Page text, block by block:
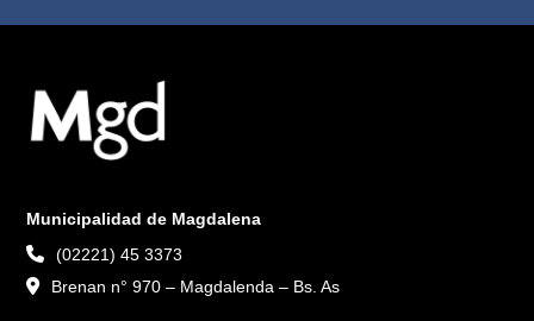
Municipalidad de Magdalena
(02221) 45 3373
Brenan n° 970 – Magdalenda – Bs. As